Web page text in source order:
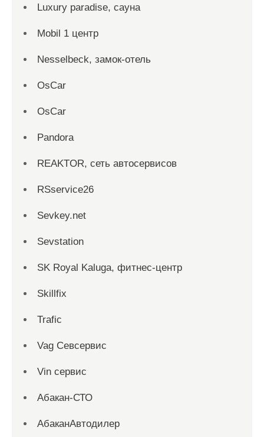
Luxury paradise, сауна
Mobil 1 центр
Nesselbeck, замок-отель
OsCar
OsCar
Pandora
REAKTOR, сеть автосервисов
RSservice26
Sevkey.net
Sevstation
SK Royal Kaluga, фитнес-центр
Skillfix
Trafic
Vag Севсервис
Vin сервис
Абакан-СТО
АбаканАвтодилер